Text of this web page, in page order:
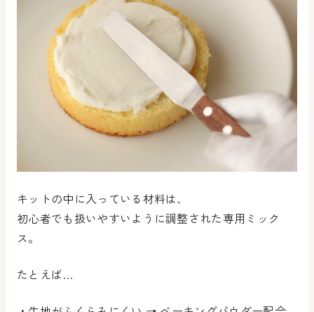
キットの中に入っている材料は、
初心者でも扱いやすいように調整された専用ミック
ス。
たとえば…